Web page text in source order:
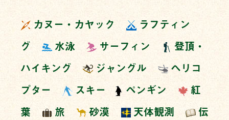
カヌー・カヤック
ラフティン
グ
水泳 サーフィン
登頂・
ハイキング
ジャングル
ヘリコ
プター
スキー ペンギン
紅
葉
旅 砂漠 天体観測
伝